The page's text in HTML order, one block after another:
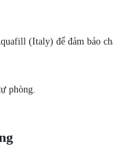
(Italy) để đảm bảo
phòng.